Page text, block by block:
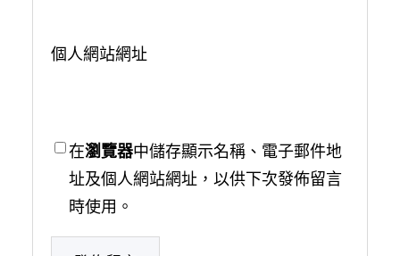
個人網站網址
在瀏覽器中儲存顯示名稱、電子郵件地
址及個人網站網址，以供下次發佈留言
時使用。